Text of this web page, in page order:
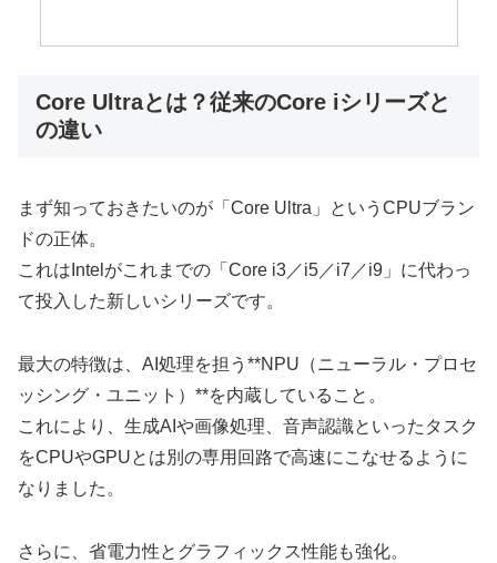
Core Ultraとは？従来のCore iシリーズと
の違い
まず知っておきたいのが「Core Ultra」というCPUブラン
ドの正体。
これはIntelがこれまでの「Core i3／i5／i7／i9」に代わっ
て投入した新しいシリーズです。
最大の特徴は、AI処理を担う**NPU（ニューラル・プロセ
ッシング・ユニット）**を内蔵していること。
これにより、生成AIや画像処理、音声認識といったタスク
をCPUやGPUとは別の専用回路で高速にこなせるように
なりました。
さらに、省電力性とグラフィックス性能も強化。